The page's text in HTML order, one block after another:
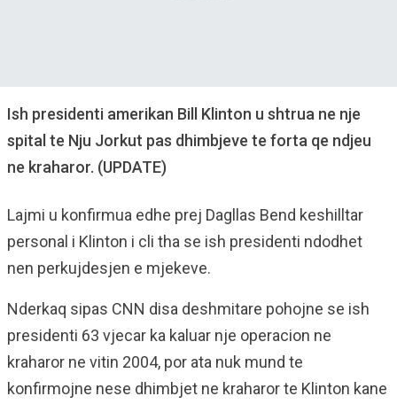
Ish presidenti amerikan Bill Klinton u shtrua ne nje
spital te Nju Jorkut pas dhimbjeve te forta qe ndjeu
ne kraharor. (UPDATE)
Lajmi u konfirmua edhe prej Dagllas Bend keshilltar
personal i Klinton i cli tha se ish presidenti ndodhet
nen perkujdesjen e mjekeve.
Nderkaq sipas CNN disa deshmitare pohojne se ish
presidenti 63 vjecar ka kaluar nje operacion ne
kraharor ne vitin 2004, por ata nuk mund te
konfirmojne nese dhimbjet ne kraharor te Klinton kane